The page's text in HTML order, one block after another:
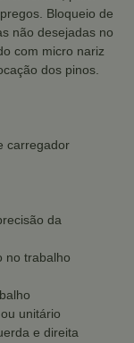
Bloqueio de
não desejadas no
com micro nariz
dos pinos.
carregador
da
no trabalho
unitário
e direita